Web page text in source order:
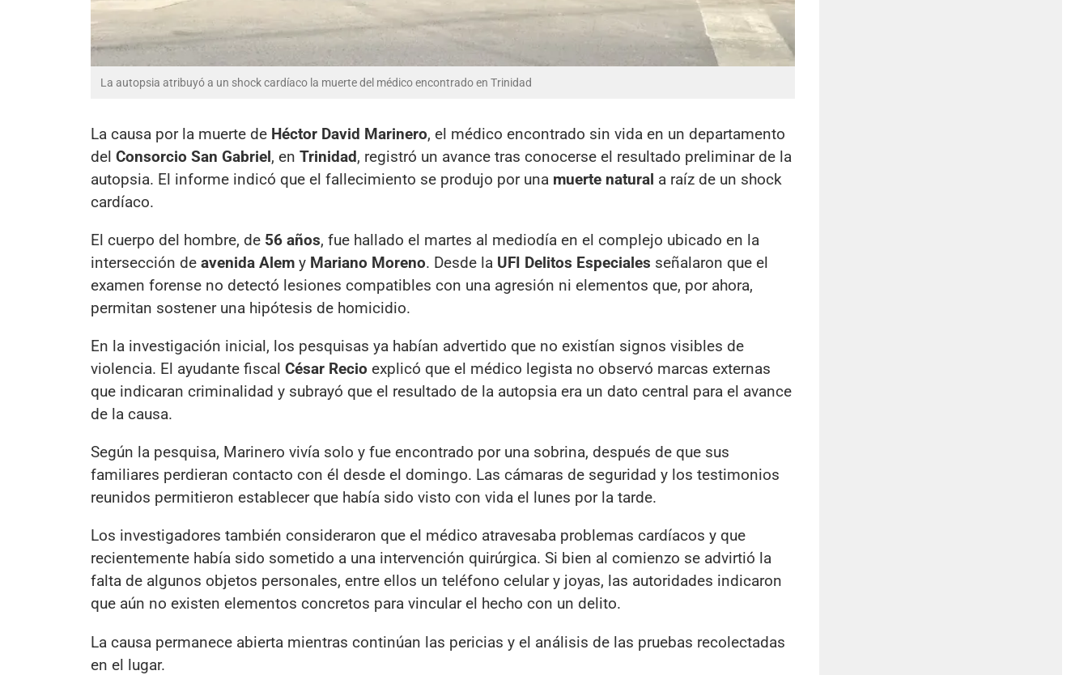
La autopsia atribuyó a un shock cardíaco la muerte del médico encontrado en Trinidad
La causa por la muerte de Héctor David Marinero, el médico encontrado sin vida en un departamento
del Consorcio San Gabriel, en Trinidad, registró un avance tras conocerse el resultado preliminar de la
autopsia. El informe indicó que el fallecimiento se produjo por una muerte natural a raíz de un shock
cardíaco.
El cuerpo del hombre, de 56 años, fue hallado el martes al mediodía en el complejo ubicado en la
intersección de avenida Alem y Mariano Moreno. Desde la UFI Delitos Especiales señalaron que el
examen forense no detectó lesiones compatibles con una agresión ni elementos que, por ahora,
permitan sostener una hipótesis de homicidio.
En la investigación inicial, los pesquisas ya habían advertido que no existían signos visibles de
violencia. El ayudante fiscal César Recio explicó que el médico legista no observó marcas externas
que indicaran criminalidad y subrayó que el resultado de la autopsia era un dato central para el avance
de la causa.
Según la pesquisa, Marinero vivía solo y fue encontrado por una sobrina, después de que sus
familiares perdieran contacto con él desde el domingo. Las cámaras de seguridad y los testimonios
reunidos permitieron establecer que había sido visto con vida el lunes por la tarde.
Los investigadores también consideraron que el médico atravesaba problemas cardíacos y que
recientemente había sido sometido a una intervención quirúrgica. Si bien al comienzo se advirtió la
falta de algunos objetos personales, entre ellos un teléfono celular y joyas, las autoridades indicaron
que aún no existen elementos concretos para vincular el hecho con un delito.
La causa permanece abierta mientras continúan las pericias y el análisis de las pruebas recolectadas
en el lugar.